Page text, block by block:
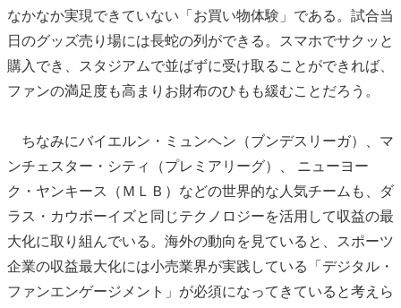
なかなか実現できていない「お買い物体験」である。試合当
日のグッズ売り場には長蛇の列ができる。スマホでサクッと
購入でき、スタジアムで並ばずに受け取ることができれば、
ファンの満足度も高まりお財布のひもも緩むことだろう。
ちなみにバイエルン・ミュンヘン（ブンデスリーガ）、マ
ンチェスター・シティ（プレミアリーグ）、 ニューヨー
ク・ヤンキース（ＭＬＢ）などの世界的な人気チームも、ダ
ラス・カウボーイズと同じテクノロジーを活用して収益の最
大化に取り組んでいる。海外の動向を見ていると、スポーツ
企業の収益最大化には小売業界が実践している「デジタル・
ファンエンゲージメント」が必須になってきていると考えら